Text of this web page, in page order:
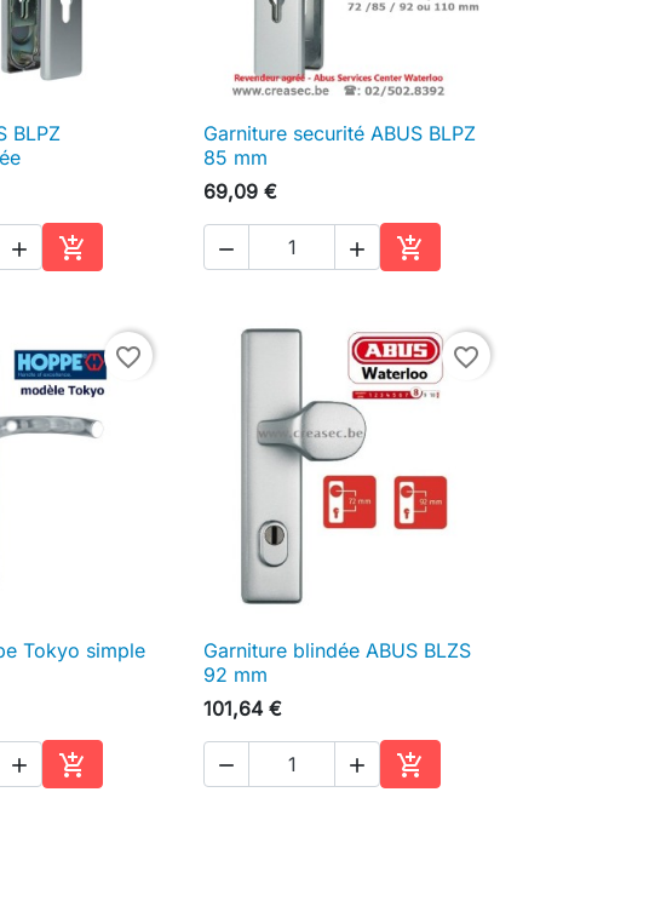
rapide
BLPZ
 
Ajouter au panier
 Aperçu rapide
Garniture securité ABUS BLPZ
85 mm
69,09 €
  
Ajouter au panier
favorite_border
rapide
Tokyo simple
 
Ajouter au panier
favorite_border
 Aperçu rapide
Garniture blindée ABUS BLZS
92 mm
101,64 €
  
Ajouter au panier